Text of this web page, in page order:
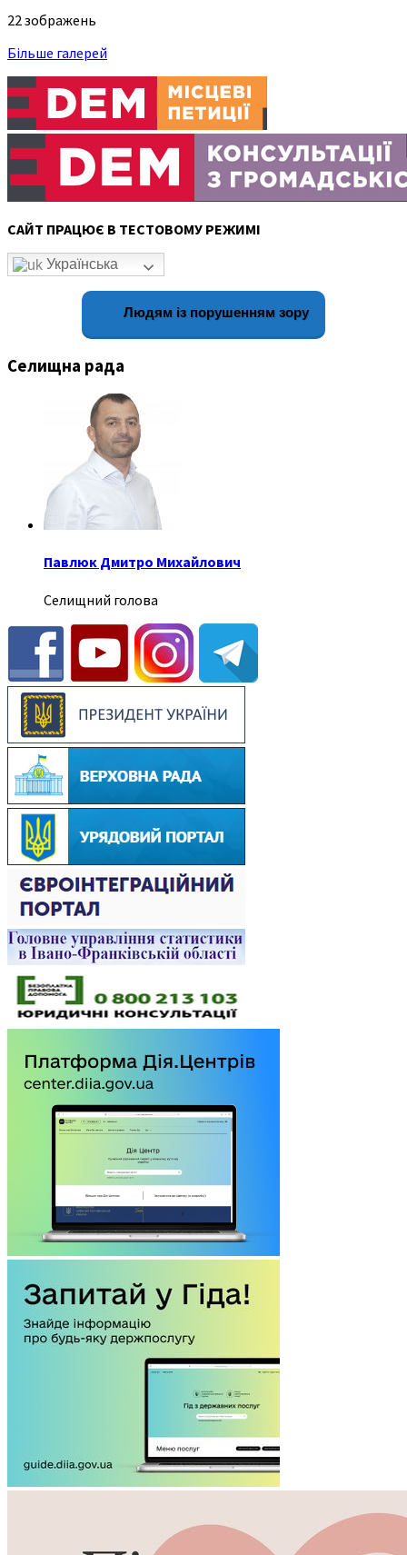
22 зображень
Більше галерей
САЙТ ПРАЦЮЄ В ТЕСТОВОМУ РЕЖИМІ
Українська
Людям із порушенням зору
Селищна рада
Павлюк Дмитро Михайлович
Селищний голова